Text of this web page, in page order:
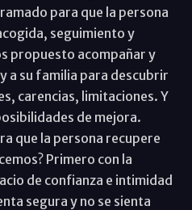
para que la persona
seguimiento y
propuesto acompañar y
a su familia para descubrir
carencias, limitaciones. Y
de mejora.
que la persona recupere
Primero con la
de confianza e intimidad
segura y no se sienta